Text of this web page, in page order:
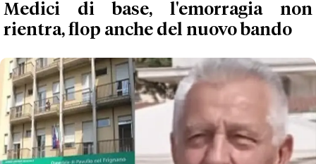
Medici di base, l'emorragia non
rientra, flop anche del nuovo bando